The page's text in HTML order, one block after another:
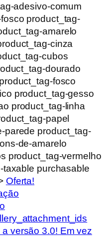
adesivo-comum
product_tag-
amarelo
cinza
cubos
dourado
fosco
product_tag-gesso
product_tag-linha
papel
parede product_tag-
de-amarelo
product_tag-vermelho
purchasable
Oferta!
versão 3.0! Em vez